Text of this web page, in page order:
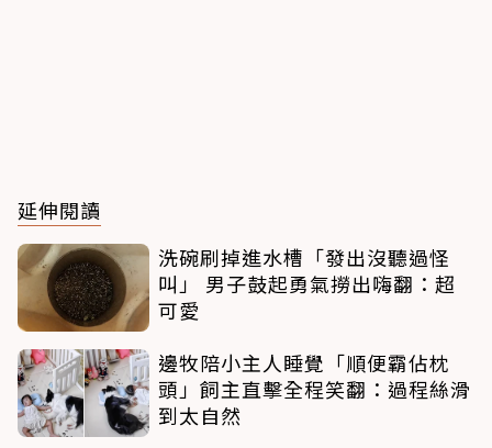
延伸閱讀
洗碗刷掉進水槽「發出沒聽過怪
叫」 男子鼓起勇氣撈出嗨翻：超
可愛
邊牧陪小主人睡覺「順便霸佔枕
頭」飼主直擊全程笑翻：過程絲滑
到太自然